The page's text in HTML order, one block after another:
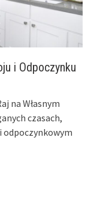
i Odpoczynku
na Własnym
czasach,
odpoczynkowym